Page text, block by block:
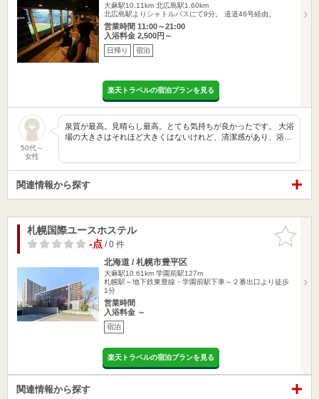
大麻駅10.11km 北広島駅1.60km
北広島駅よりシャトルバスにて9分。 道道46号経由。
営業時間 11:00～21:00
入浴料金 2,500円～
日帰り 宿泊
楽天トラベルの宿泊プランを見る
50代～
女性
泉質が最高。見晴らし最高。とても気持ちが良かったです。 大浴
場の大きさはそれほど大きくはないけれど、清潔感があり、浴…
関連情報から探す
お気に入
りに追加
札幌国際ユースホステル
-点/ 0 件
北海道 / 札幌市豊平区
大麻駅10.61km 学園前駅127m
札幌駅～地下鉄東豊線・学園前駅下車～２番出口より徒歩
1分
営業時間
入浴料金 ～
宿泊
楽天トラベルの宿泊プランを見る
関連情報から探す